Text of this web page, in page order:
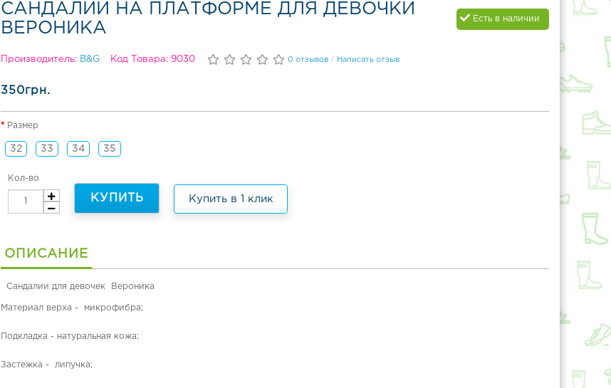
САНДАЛИИ НА ПЛАТФОРМЕ ДЛЯ ДЕВОЧКИ
ВЕРОНИКА
Есть в наличии
Производитель: B&G Код Товара: 9030 0 отзывов / Написать отзыв
350грн.
Размер
32 33 34 35
Кол-во
КУПИТЬ Купить в 1 клик
ОПИСАНИЕ
Сандалии для девочек Вероника
Материал верха - микрофибра;
Подкладка - натуральная кожа;
Застежка - липучка;